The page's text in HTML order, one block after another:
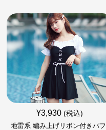
¥3,930 (税込)
地雷系 編み上げリボン付きパフ